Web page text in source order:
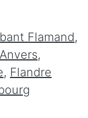
Flamand,
Anvers,
, Flandre